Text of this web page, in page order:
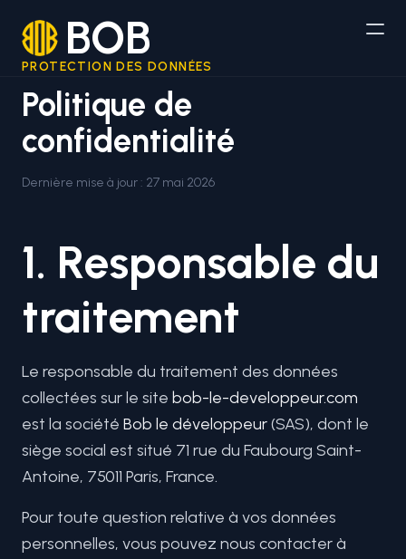
BOB
PROTECTION DES DONNÉES
Politique de
confidentialité
Dernière mise à jour : 27 mai 2026
1. Responsable du
traitement
Le responsable du traitement des données
collectées sur le site bob-le-developpeur.com
est la société Bob le développeur(SAS), dont le
siège social est situé 71 rue du Faubourg Saint-
Antoine, 75011 Paris, France.
Pour toute question relative à vos données
personnelles, vous pouvez nous contacter à